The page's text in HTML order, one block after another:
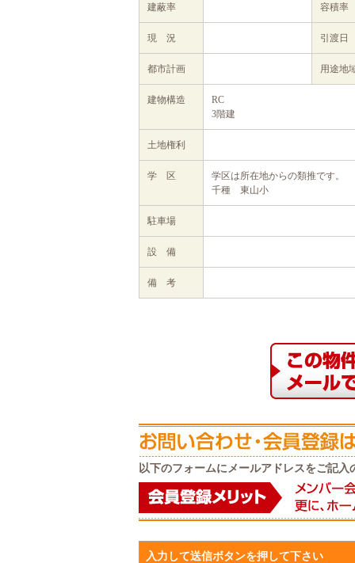
建蔽率 容積率
現 況 引渡日
都市計画 用途地
建物構造
RC
3階建
土地権利
学 区
学区は所在地からの類推です。
千種 東山小
駐車場
設 備
備 考
以下のフォームにメールアドレスをご記
入力して送信ボタンを押して下さい